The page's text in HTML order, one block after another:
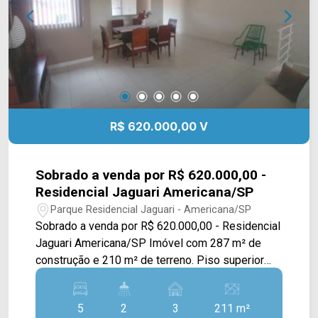
R$ 620.000,00 V
Sobrado a venda por R$ 620.000,00 -
Residencial Jaguari Americana/SP
Parque Residencial Jaguari - Americana/SP
Sobrado a venda por R$ 620.000,00 - Residencial
Jaguari Americana/SP Imóvel com 287 m² de
construção e 210 m² de terreno. Piso superior
com quarto, banheiro, Lavanderia, Sala de
jantar/TV e estar Ampla, Cozinha planejada estilo
americana, Sacada na frente e nos fundos
5 2 3 211 m²